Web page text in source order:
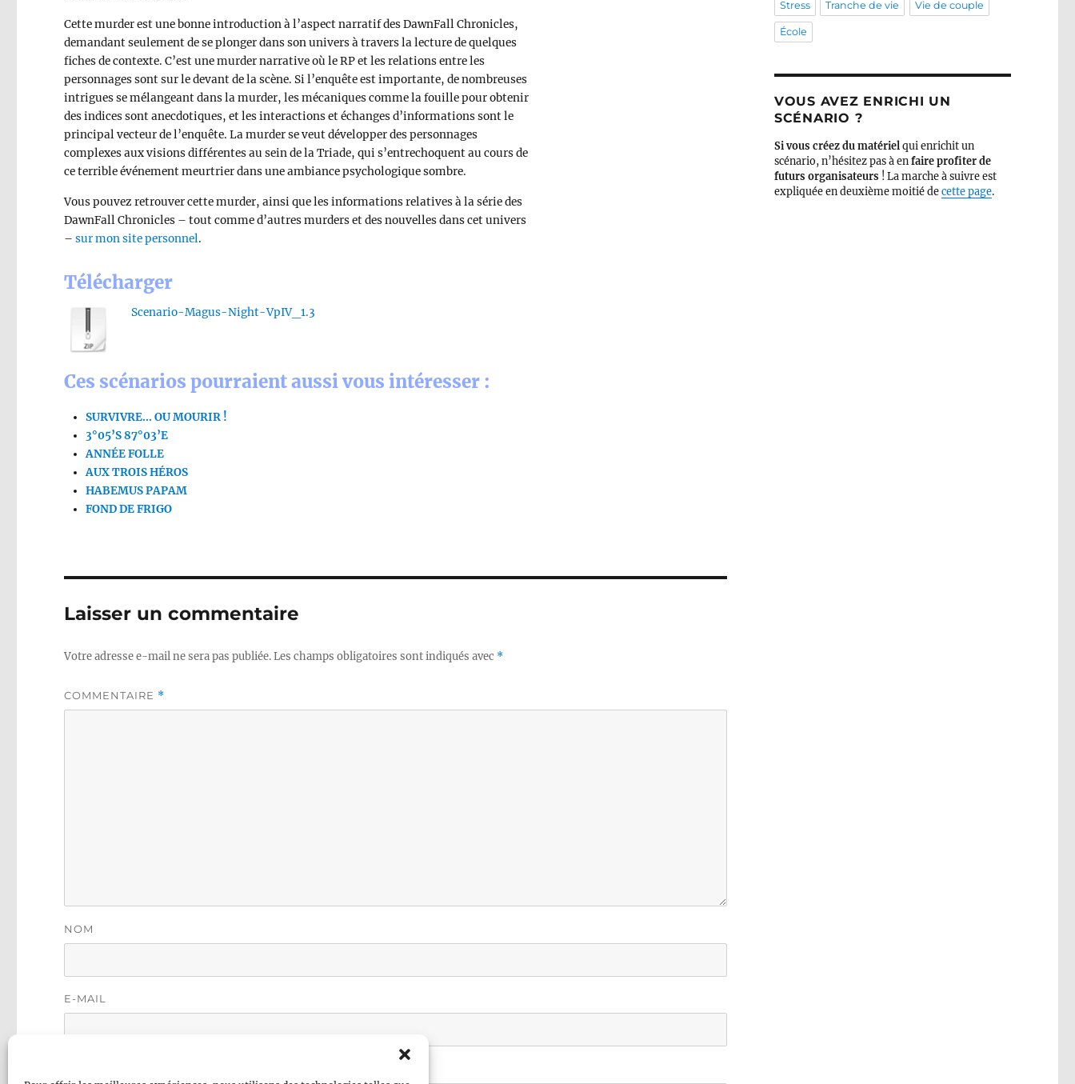
Cette murder est une bonne introduction à l’aspect narratif des DawnFall Chronicles,
demandant seulement de se plonger dans son univers à travers la lecture de quelques
fiches de contexte. C’est une murder narrative où le RP et les relations entre les
personnages sont sur le devant de la scène. Si l’enquête est importante, de nombreuses
intrigues se mélangeant dans la murder, les mécaniques comme la fouille pour obtenir
des indices sont anecdotiques, et les interactions et échanges d’informations sont le
principal vecteur de l’enquête. La murder se veut développer des personnages
complexes aux visions différentes au sein de la Triade, qui s’entrechoquent au cours de
ce terrible événement meurtrier dans une ambiance psychologique sombre.
Vous pouvez retrouver cette murder, ainsi que les informations relatives à la série des
DawnFall Chronicles – tout comme d’autres murders et des nouvelles dans cet univers
–sur mon site personnel.
Télécharger
Scenario-Magus-Night-VpIV_1.3
Ces scénarios pourraient aussi vous intéresser :
SURVIVRE… OU MOURIR !
3°05’S 87°03’E
ANNÉE FOLLE
AUX TROIS HÉROS
HABEMUS PAPAM
FOND DE FRIGO
Laisser un commentaire
Votre adresse e-mail ne sera pas publiée.Les champs obligatoires sont indiqués avec *
COMMENTAIRE *
NOM
E-MAIL
Stress Tranche de vie Vie de couple
École
VOUS AVEZ ENRICHI UN
SCÉNARIO ?
Si vous créez du matérielqui enrichit un
scénario, n’hésitez pas à en faire profiter de
futurs organisateurs ! La marche à suivre est
expliquée en deuxième moitié de cette page.